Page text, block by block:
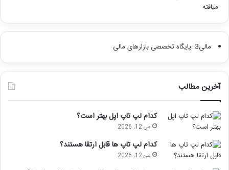
مالی3 :پایگاه تخصصی بازارهای مالی
آخرین مطالب
کدام لپ تاپ اپل بهتر است؟
می 12, 2026
کدام لپ تاپ ها قابل ارتقا هستند؟
می 12, 2026